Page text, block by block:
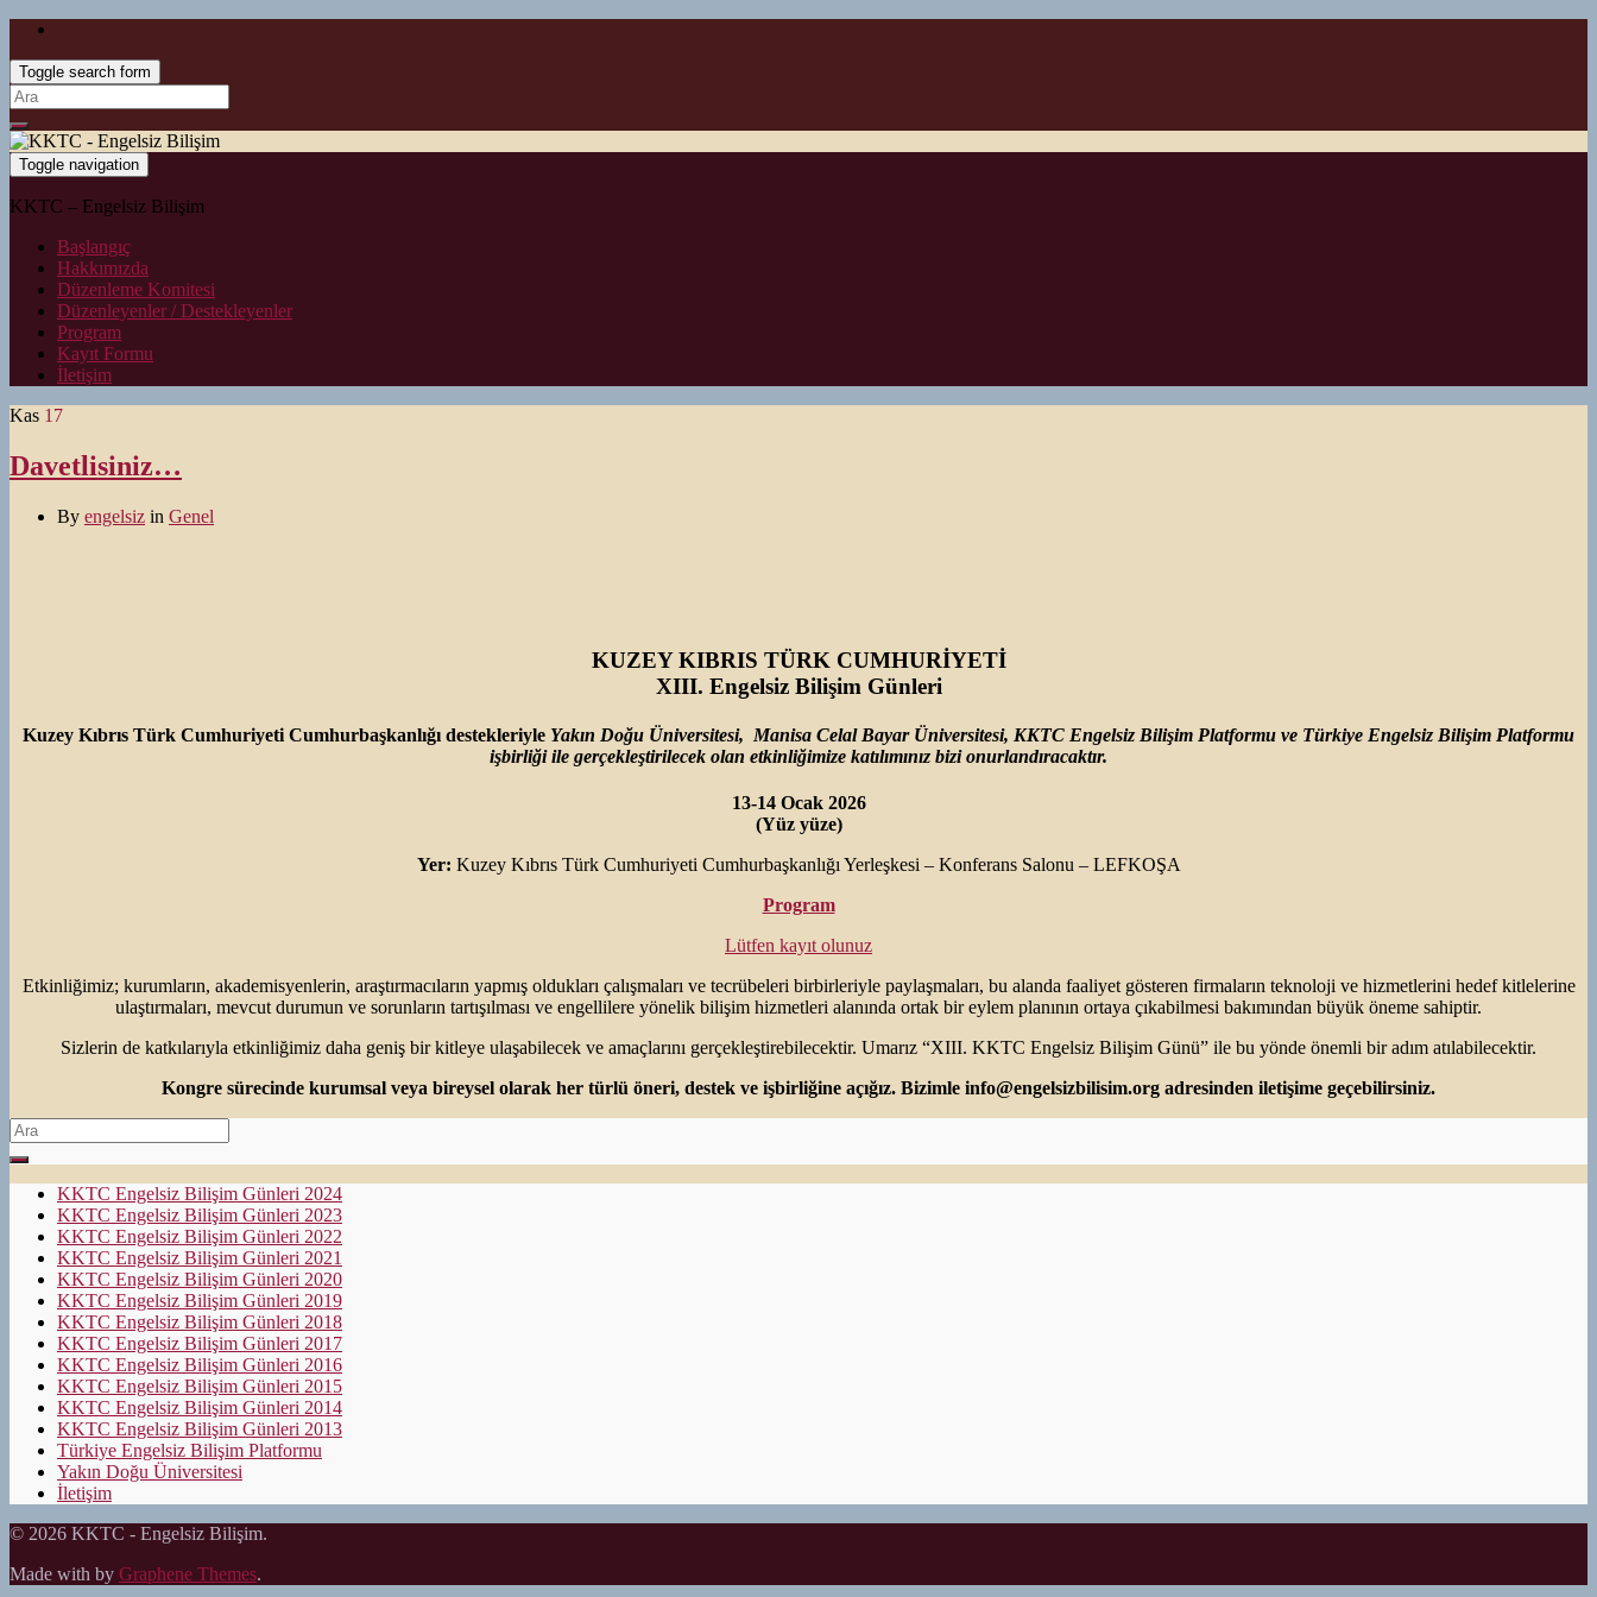
Toggle search form
Search
for:
Toggle navigation
KKTC – Engelsiz Bilişim
Başlangıç
Hakkımızda
Düzenleme Komitesi
Düzenleyenler / Destekleyenler
Program
Kayıt Formu
İletişim
Kas 17
Davetlisiniz…
By engelsiz in Genel
KUZEY KIBRIS TÜRK CUMHURİYETİ
XIII. Engelsiz Bilişim Günleri
Kuzey Kıbrıs Türk Cumhuriyeti Cumhurbaşkanlığı destekleriyle Yakın Doğu Üniversitesi, Manisa Celal Bayar Üniversitesi, KKTC Engelsiz Bilişim Platformu ve Türkiye Engelsiz Bilişim Platformu
işbirliği ile gerçekleştirilecek olan etkinliğimize katılımınız bizi onurlandıracaktır.
13-14 Ocak 2026
(Yüz yüze)
Yer: Kuzey Kıbrıs Türk Cumhuriyeti Cumhurbaşkanlığı Yerleşkesi – Konferans Salonu – LEFKOŞA
Program
Lütfen kayıt olunuz
Etkinliğimiz; kurumların, akademisyenlerin, araştırmacıların yapmış oldukları çalışmaları ve tecrübeleri birbirleriyle paylaşmaları, bu alanda faaliyet gösteren firmaların teknoloji ve hizmetlerini hedef kitlelerine
ulaştırmaları, mevcut durumun ve sorunların tartışılması ve engellilere yönelik bilişim hizmetleri alanında ortak bir eylem planının ortaya çıkabilmesi bakımından büyük öneme sahiptir.
Sizlerin de katkılarıyla etkinliğimiz daha geniş bir kitleye ulaşabilecek ve amaçlarını gerçekleştirebilecektir. Umarız “XIII. KKTC Engelsiz Bilişim Günü” ile bu yönde önemli bir adım atılabilecektir.
Kongre sürecinde kurumsal veya bireysel olarak her türlü öneri, destek ve işbirliğine açığız. Bizimle info@engelsizbilisim.org adresinden iletişime geçebilirsiniz.
Search
for:
KKTC Engelsiz Bilişim Günleri 2024
KKTC Engelsiz Bilişim Günleri 2023
KKTC Engelsiz Bilişim Günleri 2022
KKTC Engelsiz Bilişim Günleri 2021
KKTC Engelsiz Bilişim Günleri 2020
KKTC Engelsiz Bilişim Günleri 2019
KKTC Engelsiz Bilişim Günleri 2018
KKTC Engelsiz Bilişim Günleri 2017
KKTC Engelsiz Bilişim Günleri 2016
KKTC Engelsiz Bilişim Günleri 2015
KKTC Engelsiz Bilişim Günleri 2014
KKTC Engelsiz Bilişim Günleri 2013
Türkiye Engelsiz Bilişim Platformu
Yakın Doğu Üniversitesi
İletişim
© 2026 KKTC - Engelsiz Bilişim.
Made with by Graphene Themes.